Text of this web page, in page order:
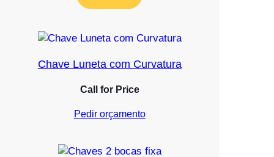
Chave Luneta com Curvatura
Call for Price
Pedir orçamento